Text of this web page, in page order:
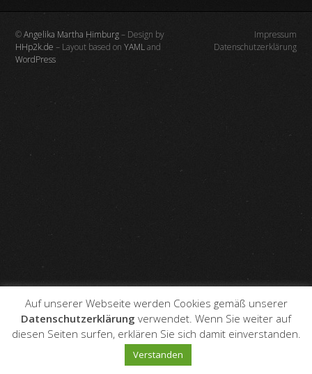
©Angelika Martha Himburg– Design by
HHp2k.de – Layout based on YAMLand
WordPress
Impressum
Datenschutzerklärung
Auf unserer Webseite werden Cookies gemäß unserer
Datenschutzerklärung verwendet. Wenn Sie weiter auf
diesen Seiten surfen, erklären Sie sich damit einverstanden.
Verstanden